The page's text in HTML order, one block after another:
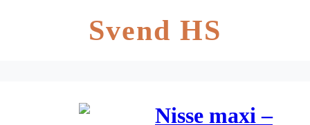
Svend HS
Nisse maxi –